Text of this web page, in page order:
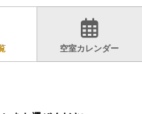
空室カレンダー